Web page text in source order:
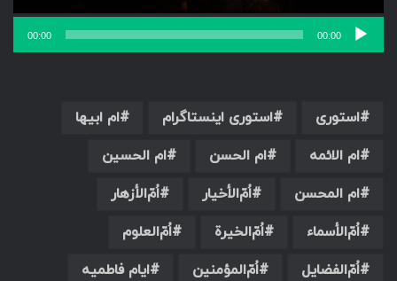
00:00
00:00
استوری استوری اینستاگرام
ام ابیها
ام الائمه
ام الحسن
ام الحسین
ام المحسن
اُمّ‌الأخیار
اُمّ‌الأزهار
اُمّ‌الأسماء
اُمّ‌الخیرة
اُمّ‌العلوم
اُمّ‌الفضایل
اُمّ‌المؤمنین
ایام فاطمیه